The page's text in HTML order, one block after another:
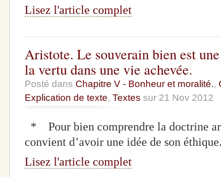
Lisez l'article complet
Aristote. Le souverain bien est
la vertu dans une vie achevée.
Posté dans Chapitre V - Bonheur et moralité.,
Explication de texte, Textes sur 21 Nov 2012
* Pour bien comprendre la doctrine
convient d’avoir une idée de son
Lisez l'article complet